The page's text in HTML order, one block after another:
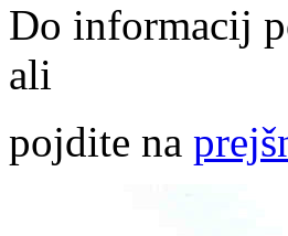
Do informacij
ali
pojdite na